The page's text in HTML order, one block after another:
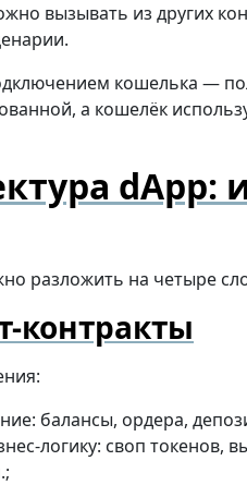
вызывать из других
кошелька —
а кошелёк
dApp:
разложить на четыре
контракты
балансы, ордера,
логику: своп токенов,